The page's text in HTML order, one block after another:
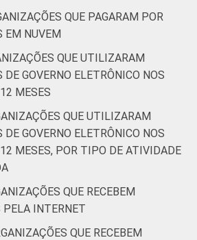
brasileiras - TIC
Sem Fins Lucrativos 2022.
QUE PAGARAM POR
EM NUVEM
QUE UTILIZARAM
DE GOVERNO ELETRÔNICO NOS
MESES
QUE UTILIZARAM
DE GOVERNO ELETRÔNICO NOS
MESES, POR TIPO DE ATIVIDADE
QUE RECEBEM
PELA INTERNET
QUE RECEBEM